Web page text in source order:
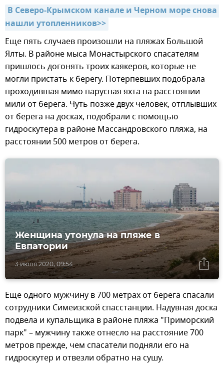
В Северо-Крымском канале и Черном море снова
нашли утопленников>>
Еще пять случаев произошли на пляжах Большой
Ялты. В районе мыса Монастырского спасателям
пришлось догонять троих каякеров, которые не
могли пристать к берегу. Потерпевших подобрала
проходившая мимо парусная яхта на расстоянии
мили от берега. Чуть позже двух человек, отплывших
от берега на досках, подобрали с помощью
гидроскутера в районе Массандровского пляжа, на
расстоянии 500 метров от берега.
3 июля 2020, 09:54
Женщина утонула на пляже в
Евпатории
Еще одного мужчину в 700 метрах от берега спасали
сотрудники Симеизской спасстанции. Надувная доска
подвела и купальщика в районе пляжа "Приморский
парк" – мужчину также отнесло на расстояние 700
метров прежде, чем спасатели подняли его на
гидроскутер и отвезли обратно на сушу.